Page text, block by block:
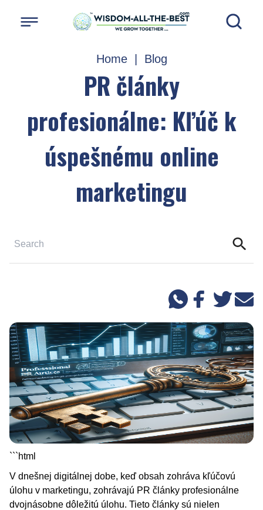
Home| Blog
PR články
profesionálne: Kľúč k
úspešnému online
marketingu
```html
V dnešnej digitálnej dobe, keď obsah zohráva kľúčovú
úlohu v marketingu, zohrávajú PR články profesionálne
dvojnásobne dôležitú úlohu. Tieto články sú nielen